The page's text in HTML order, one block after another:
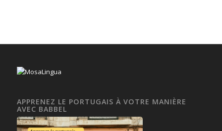
APPRENEZ LE PORTUGAIS À VOTRE MANIÈRE
AVEC BABBEL